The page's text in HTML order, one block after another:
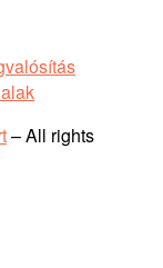
–All rights